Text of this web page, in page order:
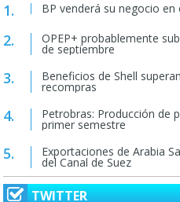
BP venderá su negocio
OPEP+ probablemente
de septiembre
Beneficios de Shell
recompras
Petrobras: Producción de
primer semestre
Exportaciones de Arabia
del Canal de Suez
TWITTER